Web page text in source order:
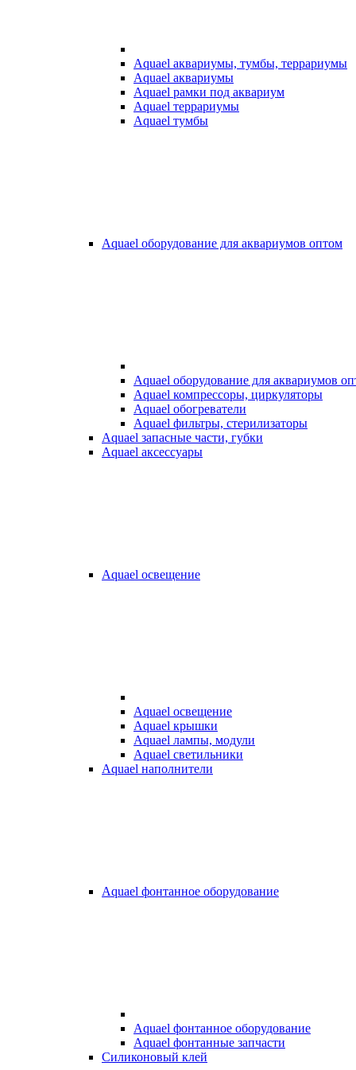
Aquael аквариумы, тумбы, террариумы
Aquael аквариумы
Aquael рамки под аквариум
Aquael террариумы
Aquael тумбы
Aquael оборудование для аквариумов оптом
Aquael оборудование для аквариумов
Aquael компрессоры, циркуляторы
Aquael обогреватели
Aquael фильтры, стерилизаторы
Aquael запасные части, губки
Aquael аксессуары
Aquael освещение
Aquael освещение
Aquael крышки
Aquael лампы, модули
Aquael светильники
Aquael наполнители
Aquael фонтанное оборудование
Aquael фонтанное оборудование
Aquael фонтанные запчасти
Силиконовый клей